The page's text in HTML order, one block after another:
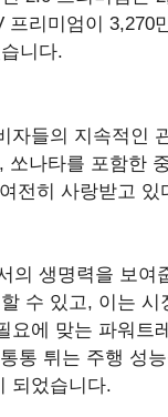
리미엄이 3,270
니다.
자들의 지속적인
나타를 포함한
전히 사랑받고 있
의 생명력을 보여
수 있고, 이는 시
에 맞는 파워트
통 튀는 주행 성
되었습니다.